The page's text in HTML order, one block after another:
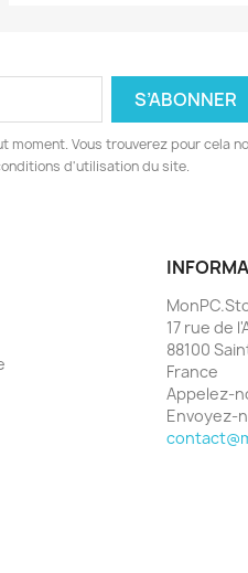
moment. Vous trouverez pour cela
d'utilisation du site.
17 rue de
88100
France
Appelez-
Envoyez-